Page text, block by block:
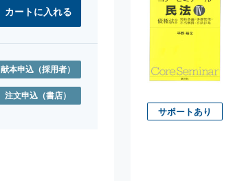
献本申込 （採用者）
注文申込 （書店）
サポートあり